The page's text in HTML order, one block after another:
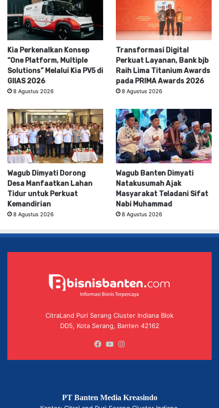
Kia Perkenalkan Konsep
“One Platform, Multiple
Solutions” Melalui Kia PV5 di
GIIAS 2026
8 Agustus 2026
Transformasi Digital
Perkuat Layanan, Bank bjb
Raih Lima Titanium Awards
pada PRIMA Awards 2026
8 Agustus 2026
Wagub Dimyati Dorong
Desa Manfaatkan Lahan
Tidur untuk Perkuat
Kemandirian
8 Agustus 2026
Wagub Banten Dimyati
Natakusumah Ajak
Masyarakat Teladani Sifat
Nabi Muhammad
8 Agustus 2026
CitraLand Puri Serang Cluster Indiana Blok
DD5, Kota Serang, Banten 42162
Facebook
YouTube
PT Banten Media Kreasindo